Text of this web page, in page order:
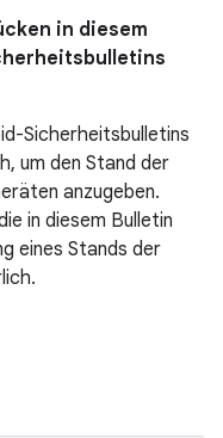
in diesem
Sicherheitsbulletins
um den Stand der
anzugeben.
in diesem Bulletin
eines Stands der